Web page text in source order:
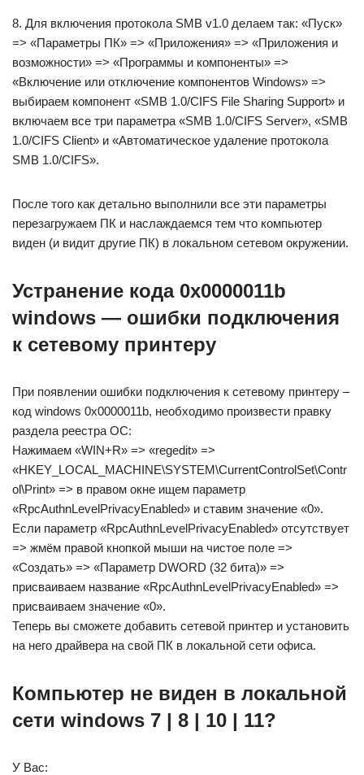
8. Для включения протокола SMB v1.0 делаем так: «Пуск»
=> «Параметры ПК» => «Приложения» => «Приложения и
возможности» => «Программы и компоненты» =>
«Включение или отключение компонентов Windows» =>
выбираем компонент «SMB 1.0/CIFS File Sharing Support» и
включаем все три параметра «SMB 1.0/CIFS Server», «SMB
1.0/CIFS Client» и «Автоматическое удаление протокола
SMB 1.0/CIFS».
После того как детально выполнили все эти параметры
перезагружаем ПК и наслаждаемся тем что компьютер
виден (и видит другие ПК) в локальном сетевом окружении.
Устранение кода 0x0000011b
windows — ошибки подключения
к сетевому принтеру
При появлении ошибки подключения к сетевому принтеру –
код windows 0x0000011b, необходимо произвести правку
раздела реестра ОС:
Нажимаем «WIN+R» => «regedit» =>
«HKEY_LOCAL_MACHINE\SYSTEM\CurrentControlSet\Contr
ol\Print» => в правом окне ищем параметр
«RpcAuthnLevelPrivacyEnabled» и ставим значение «0».
Если параметр «RpcAuthnLevelPrivacyEnabled» отсутствует
=> жмём правой кнопкой мыши на чистое поле =>
«Создать» => «Параметр DWORD (32 бита)» =>
присваиваем название «RpcAuthnLevelPrivacyEnabled» =>
присваиваем значение «0».
Теперь вы сможете добавить сетевой принтер и установить
на него драйвера на свой ПК в локальной сети офиса.
Компьютер не виден в локальной
сети windows 7 | 8 | 10 | 11?
У Вас: